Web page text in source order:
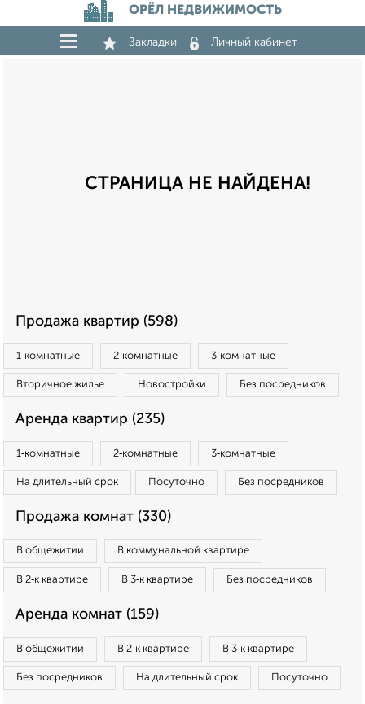
ОРЁЛ НЕДВИЖИМОСТЬ
Закладки Личный кабинет
СТРАНИЦА НЕ НАЙДЕНА!
Продажа квартир (598)
1‑комнатные 2‑комнатные 3‑комнатные
Вторичное жилье Новостройки Без посредников
Аренда квартир (235)
1‑комнатные 2‑комнатные 3‑комнатные
На длительный срок Посуточно Без посредников
Продажа комнат (330)
В общежитии В коммунальной квартире
В 2‑к квартире В 3‑к квартире Без посредников
Аренда комнат (159)
В общежитии В 2‑к квартире В 3‑к квартире
Без посредников На длительный срок Посуточно